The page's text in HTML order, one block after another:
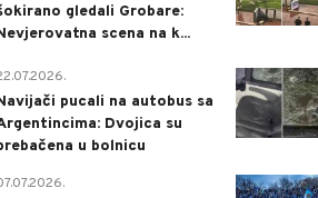
gledali Grobare:
scena na k...
pucali na autobus sa
Dvojica su
u bolnicu